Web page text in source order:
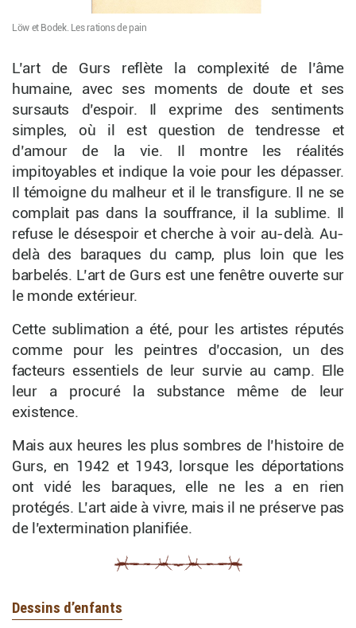
Löw et Bodek. Les rations de pain
L’art de Gurs reflète la complexité de l’âme
humaine, avec ses moments de doute et ses
sursauts d’espoir. Il exprime des sentiments
simples, où il est question de tendresse et
d’amour de la vie. Il montre les réalités
impitoyables et indique la voie pour les dépasser.
Il témoigne du malheur et il le transfigure. Il ne se
complait pas dans la souffrance, il la sublime. Il
refuse le désespoir et cherche à voir au-delà. Au-
delà des baraques du camp, plus loin que les
barbelés. L’art de Gurs est une fenêtre ouverte sur
le monde extérieur.
Cette sublimation a été, pour les artistes réputés
comme pour les peintres d’occasion, un des
facteurs essentiels de leur survie au camp. Elle
leur a procuré la substance même de leur
existence.
Mais aux heures les plus sombres de l’histoire de
Gurs, en 1942 et 1943, lorsque les déportations
ont vidé les baraques, elle ne les a en rien
protégés. L’art aide à vivre, mais il ne préserve pas
de l’extermination planifiée.
Dessins d’enfants